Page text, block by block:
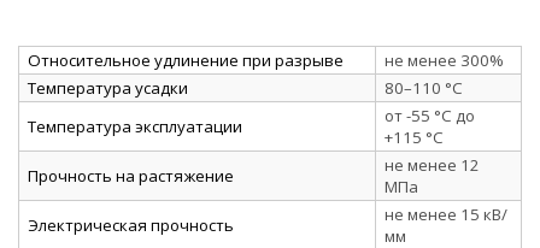
Относительное удлинение при разрыве
не менее 300%
Температура усадки
80–110 °C
Температура эксплуатации
от -55 °C до
+115 °C
Прочность на растяжение
не менее 12
МПа
Электрическая прочность
не менее 15 кВ/
мм